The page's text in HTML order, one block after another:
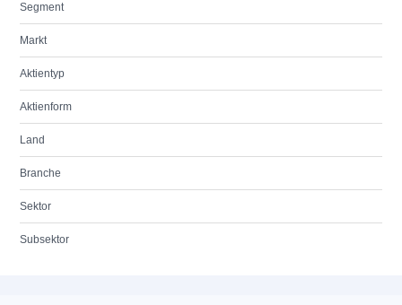
Segment
Markt
Aktientyp
Aktienform
Land
Branche
Sektor
Subsektor